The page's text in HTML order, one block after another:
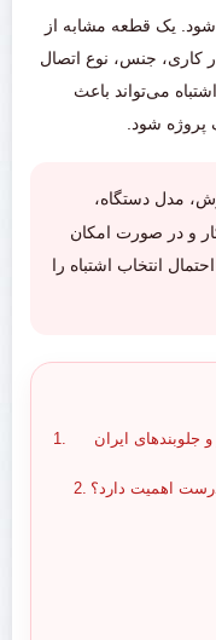
شود. یک قطعه مشابه از
کاری، جنس، نوع اتصال
می‌تواند باعث
پروژه شود.
مدل دستگاه،
و در صورت امکان
انتخاب اشتباه را
جلوبندهای ایران
اهمیت دارد؟